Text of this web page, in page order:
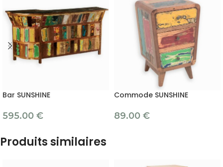
Bar SUNSHINE
595.00 €
Commode SUNSHINE
89.00 €
Produits similaires